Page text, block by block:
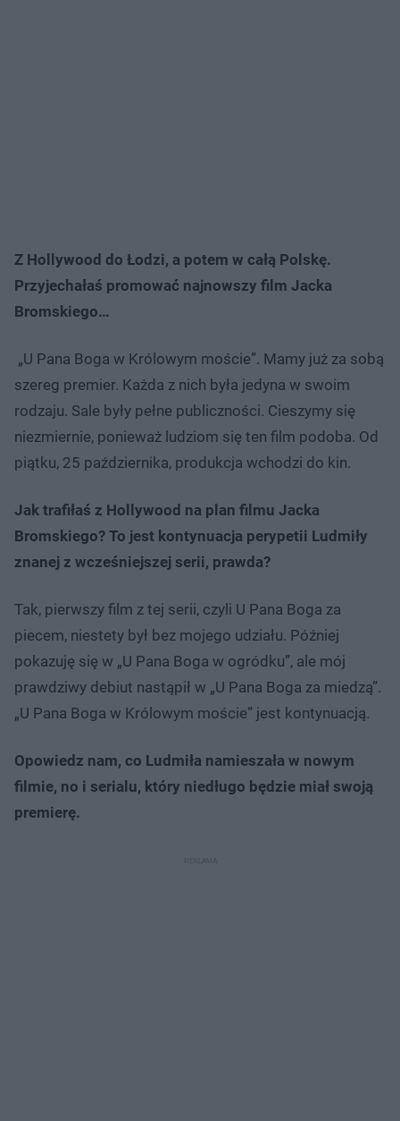
Z Hollywood do Łodzi, a potem w całą Polskę.
Przyjechałaś promować najnowszy film Jacka
Bromskiego…
„U Pana Boga w Królowym moście”. Mamy już za sobą
szereg premier. Każda z nich była jedyna w swoim
rodzaju. Sale były pełne publiczności. Cieszymy się
niezmiernie, ponieważ ludziom się ten film podoba. Od
piątku, 25 października, produkcja wchodzi do kin.
Jak trafiłaś z Hollywood na plan filmu Jacka
Bromskiego? To jest kontynuacja perypetii Ludmiły
znanej z wcześniejszej serii, prawda?
Tak, pierwszy film z tej serii, czyli U Pana Boga za
piecem, niestety był bez mojego udziału. Później
pokazuję się w „U Pana Boga w ogródku”, ale mój
prawdziwy debiut nastąpił w „U Pana Boga za miedzą”.
„U Pana Boga w Królowym moście” jest kontynuacją.
Opowiedz nam, co Ludmiła namieszała w nowym
filmie, no i serialu, który niedługo będzie miał swoją
premierę.